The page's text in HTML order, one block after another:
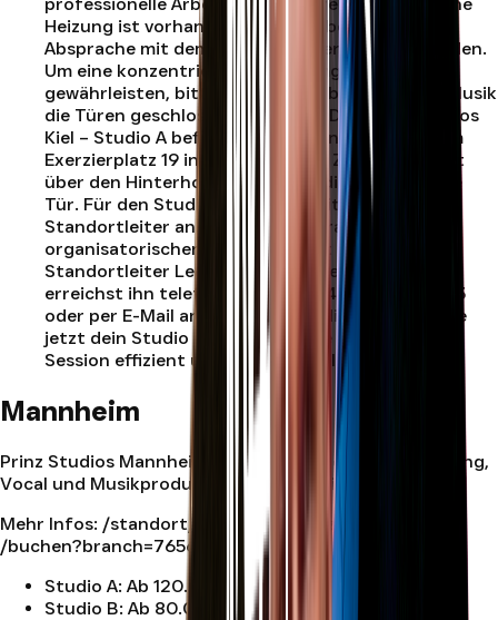
Heizung ist vorhanden und kann bei Bedarf in
Absprache mit dem Standortleiter genutzt werden.
Um eine konzentrierte Arbeitsumgebung zu
gewährleisten, bitten wir darum, bei laufender Musik
die Türen geschlossen zu halten. Das Prinz Studios
Kiel – Studio A befindet sich in zentraler Lage am
Exerzierplatz 19 in 24103 Kiel. Der Zugang erfolgt
über den Hinterhof Nr. 19 durch die beschriftete
Tür. Für den Studioeinlass rufe bitte den
Standortleiter an. Bei weiteren Fragen oder
organisatorischen Anliegen steht dir der
Standortleiter Leo Latteier zur Verfügung. Du
erreichst ihn telefonisch unter +49 152 06791013
oder per E-Mail an kiel@prinzstudios.com . Buche
jetzt dein Studio in Kiel und setze deine Vocal-
Session effizient und professionell um.
Mannheim
Prinz Studios Mannheim ist dein Standort für Recording,
Vocal und Musikproduktion in Mannheim.
Mehr Infos: /standort/mannheim
| Jetzt buchen:
/buchen?branch=765653
Studio A: Ab 120.0€ (inkl. MwSt.)
Studio B: Ab 80.0€ (inkl. MwSt.)